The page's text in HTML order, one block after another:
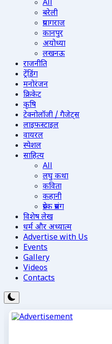
All
बरेली
प्रयागराज
कानपुर
अयोध्या
लखनऊ
राजनीति
ट्रेंडिंग
मनोरंजन
क्रिकेट
कृषि
टेक्नोलॉजी / गैजेट्स
लाइफस्टाइल
वायरल
स्पेशल
साहित्य
All
लघु कथा
कविता
कहानी
प्रेरक प्रसंग
विशेष लेख
धर्म और अध्यात्म
Advertise with Us
Events
Gallery
Videos
Contacts